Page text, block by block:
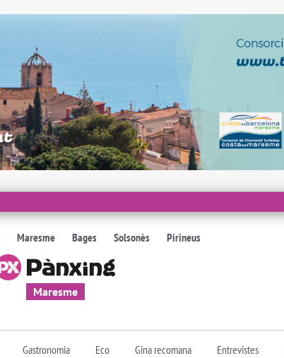
Maresme Bages Solsonès Pirineus
Maresme
Gastronomia Eco Gina recomana Entrevistes